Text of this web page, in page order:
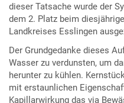
dieser Tatsache wurde der
dem 2. Platz beim
Landkreises Esslingen
Der Grundgedanke dieses
Wasser zu verdunsten, um
herunter zu kühlen.
mit erstaunlichen
Kapillarwirkung das via